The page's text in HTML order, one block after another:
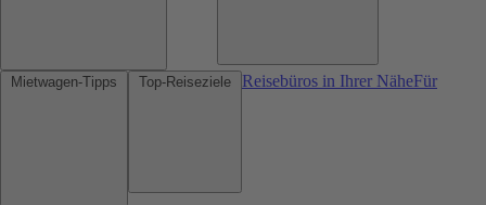
Reisebüros in Ihrer NäheFür